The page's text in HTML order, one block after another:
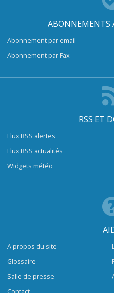
ABONNEMENTS
Abonnement par email
Abonnement par Fax
RSS ET
Flux RSS alertes
Flux RSS actualités
Widgets météo
A propos du site
Glossaire
Salle de presse